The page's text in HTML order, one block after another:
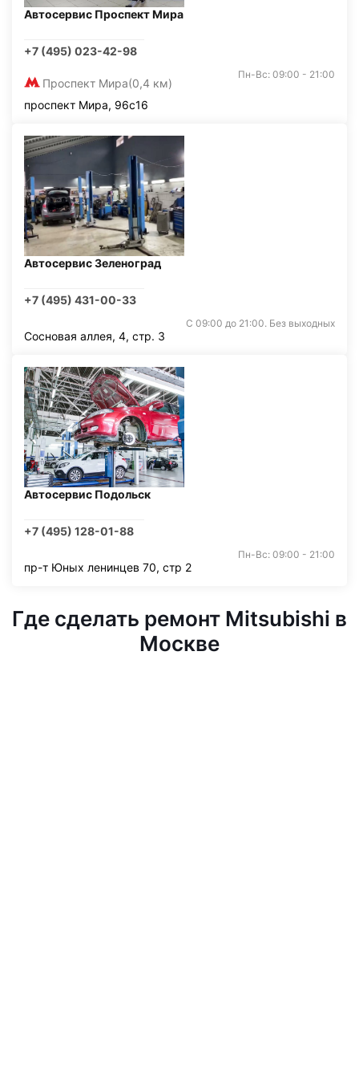
Автосервис Проспект Мира
+7 (495) 023-42-98
Проспект Мира(0,4 км)
Пн-Вс: 09:00 - 21:00
проспект Мира, 96с16
Автосервис Зеленоград
+7 (495) 431-00-33
С 09:00 до 21:00. Без выходных
Сосновая аллея, 4, стр. 3
Автосервис Подольск
+7 (495) 128-01-88
Пн-Вс: 09:00 - 21:00
пр-т Юных ленинцев 70, стр 2
Где сделать ремонт Mitsubishi в
Москве